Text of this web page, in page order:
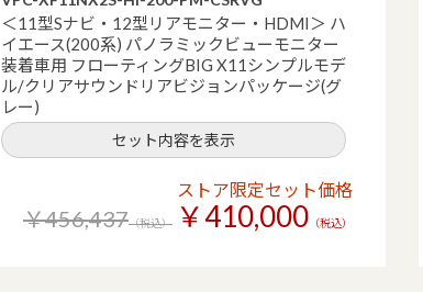
＜11型Sナビ・12型リアモニター・HDMI＞ ハ
イエース(200系) パノラミックビューモニター
装着車用 フローティングBIG X11シンプルモデ
ル/クリアサウンドリアビジョンパッケージ(グ
レー)
セット内容を表示
ストア限定セット価格
￥456,437（税込） ￥410,000 （税込）